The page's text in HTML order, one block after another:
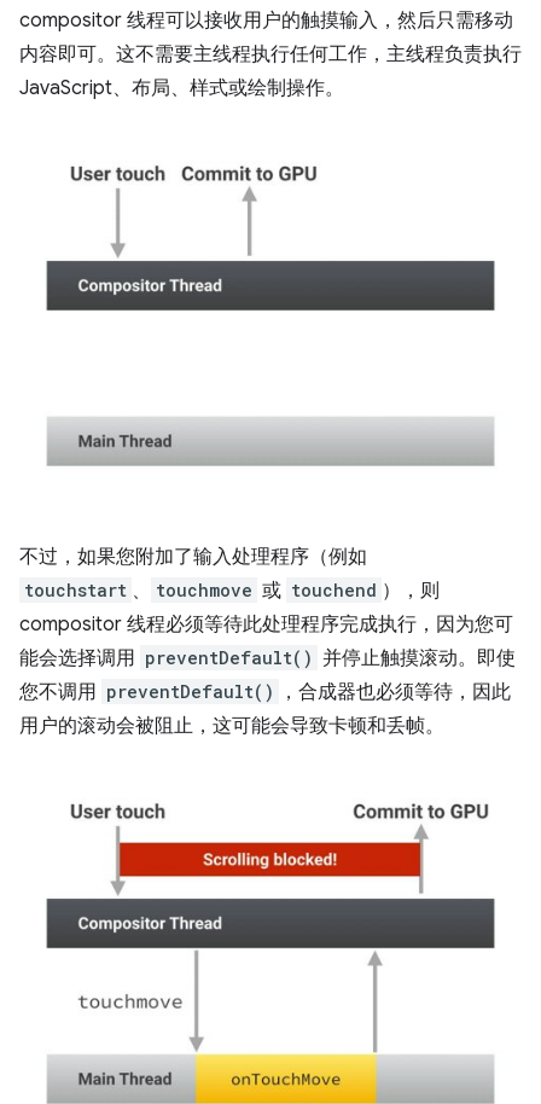
compositor 线程可以接收用户的触摸输入，然后只需移动
内容即可。这不需要主线程执行任何工作，主线程负责执行
JavaScript、布局、样式或绘制操作。
不过，如果您附加了输入处理程序（例如
touchstart 、 touchmove 或 touchend ），则
compositor 线程必须等待此处理程序完成执行，因为您可
能会选择调用 preventDefault() 并停止触摸滚动。即使
您不调用 preventDefault()
，合成器也必须等待，因此
用户的滚动会被阻止，这可能会导致卡顿和丢帧。